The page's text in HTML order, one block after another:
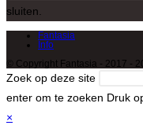
sluiten.
Fantasia
Info
© Copyright Fantasia - 2017 -
Zoek op deze site
enter om te zoeken Druk
×